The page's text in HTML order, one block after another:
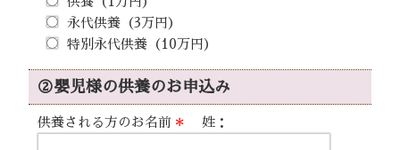
永代供養（3万円）
特別永代供養（10万円）
②嬰児様の供養のお申込み
供養される方のお名前 ＊ 姓：